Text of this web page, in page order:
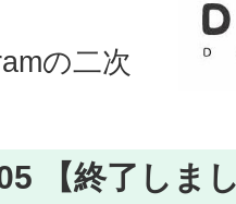
の二次
【終了しま